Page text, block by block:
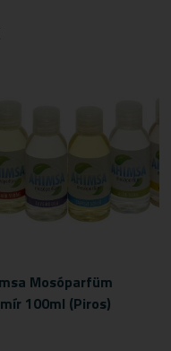
Mosóparfüm
100ml (Piros)